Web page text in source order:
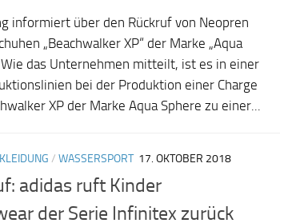
informiert über den Rückruf von Neopren
„Beachwalker XP“ der Marke „Aqua
Wie das Unternehmen mitteilt, ist es in einer
bei der Produktion einer Charge
XP der Marke Aqua Sphere zu einer...
/ WASSERSPORT 17. OKTOBER 2018
adidas ruft Kinder
der Serie Infinitex zurück